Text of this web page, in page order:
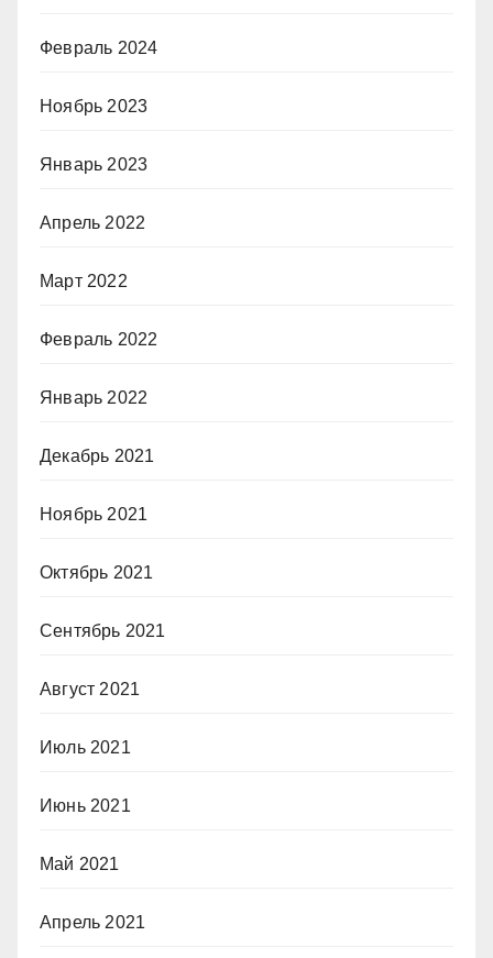
Февраль 2024
Ноябрь 2023
Январь 2023
Апрель 2022
Март 2022
Февраль 2022
Январь 2022
Декабрь 2021
Ноябрь 2021
Октябрь 2021
Сентябрь 2021
Август 2021
Июль 2021
Июнь 2021
Май 2021
Апрель 2021